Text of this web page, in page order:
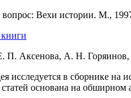
П. Аксенова, А. Н.
исследуется в сборнике на
статей основана на